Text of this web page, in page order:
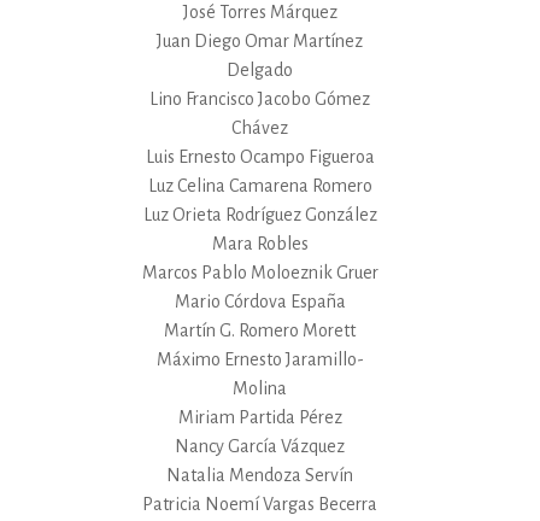
José Torres Márquez
Juan Diego Omar Martínez
Delgado
Lino Francisco Jacobo Gómez
Chávez
Luis Ernesto Ocampo Figueroa
Luz Celina Camarena Romero
Luz Orieta Rodríguez González
Mara Robles
Marcos Pablo Moloeznik Gruer
Mario Córdova España
Martín G. Romero Morett
Máximo Ernesto Jaramillo-
Molina
Miriam Partida Pérez
Nancy García Vázquez
Natalia Mendoza Servín
Patricia Noemí Vargas Becerra